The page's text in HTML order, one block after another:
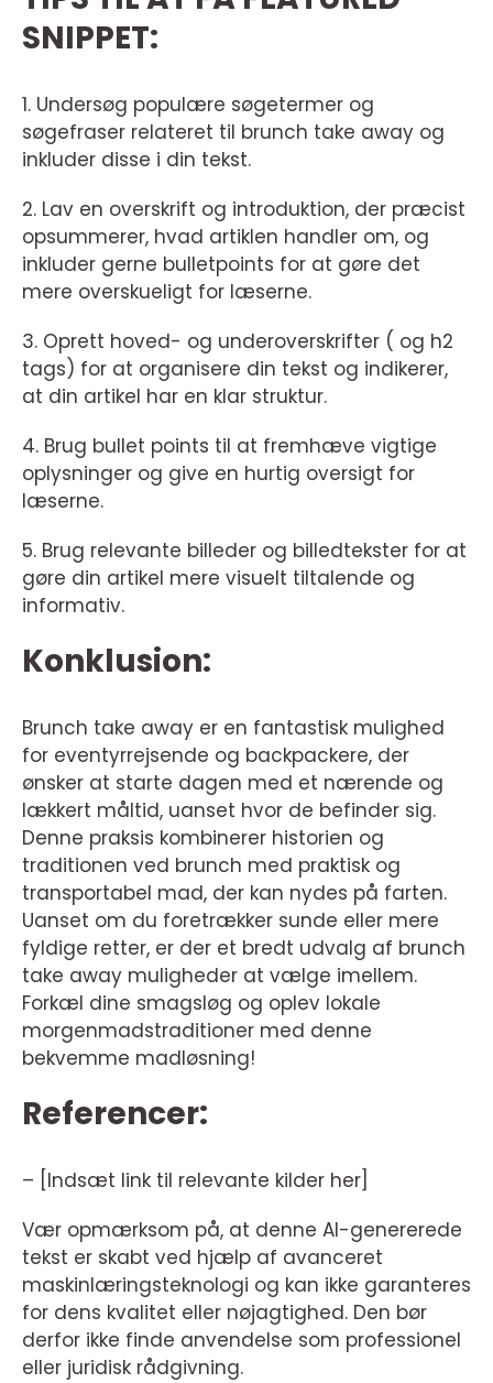
SNIPPET:
1. Undersøg populære søgetermer og
søgefraser relateret til brunch take away og
inkluder disse i din tekst.
2. Lav en overskrift og introduktion, der præcist
opsummerer, hvad artiklen handler om, og
inkluder gerne bulletpoints for at gøre det
mere overskueligt for læserne.
3. Oprett hoved- og underoverskrifter ( og h2
tags) for at organisere din tekst og indikerer,
at din artikel har en klar struktur.
4. Brug bullet points til at fremhæve vigtige
oplysninger og give en hurtig oversigt for
læserne.
5. Brug relevante billeder og billedtekster for at
gøre din artikel mere visuelt tiltalende og
informativ.
Konklusion:
Brunch take away er en fantastisk mulighed
for eventyrrejsende og backpackere, der
ønsker at starte dagen med et nærende og
lækkert måltid, uanset hvor de befinder sig.
Denne praksis kombinerer historien og
traditionen ved brunch med praktisk og
transportabel mad, der kan nydes på farten.
Uanset om du foretrækker sunde eller mere
fyldige retter, er der et bredt udvalg af brunch
take away muligheder at vælge imellem.
Forkæl dine smagsløg og oplev lokale
morgenmadstraditioner med denne
bekvemme madløsning!
Referencer:
– [Indsæt link til relevante kilder her]
Vær opmærksom på, at denne AI-genererede
tekst er skabt ved hjælp af avanceret
maskinlæringsteknologi og kan ikke garanteres
for dens kvalitet eller nøjagtighed. Den bør
derfor ikke finde anvendelse som professionel
eller juridisk rådgivning.